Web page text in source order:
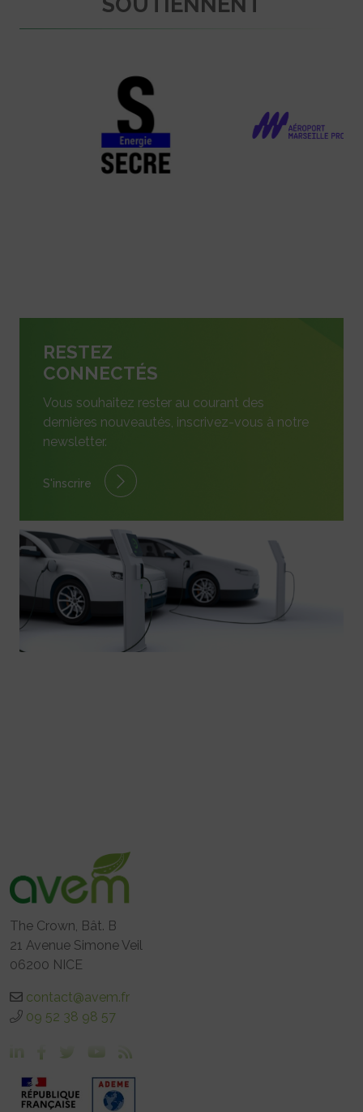
RESTEZ
CONNECTÉS
Vous souhaitez rester au courant des
dernières nouveautés, inscrivez-vous à notre
newsletter.
S'inscrire
The Crown, Bât. B
21 Avenue Simone Veil
06200 NICE
contact@avem.fr
09 52 38 98 57